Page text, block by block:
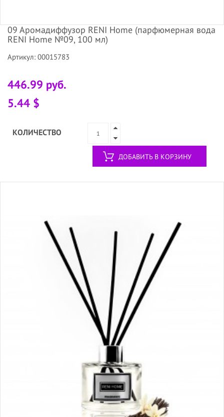
09 Аромадиффузор RENI Home (парфюмерная вода
RENI Home №09, 100 мл)
Артикул: 00015783
446.99 руб.
5.44 $
КОЛИЧЕСТВО
ДОБАВИТЬ В КОРЗИНУ